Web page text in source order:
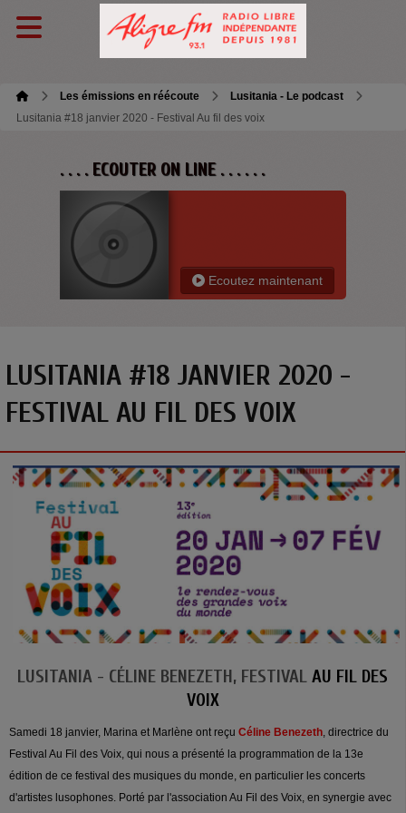
Les émissions en réécoute
Lusitania - Le podcast
Lusitania #18 janvier 2020 - Festival Au fil des voix
. . . . ECOUTER ON LINE . . . . . .
Ecoutez maintenant
LUSITANIA #18 JANVIER 2020 -
FESTIVAL AU FIL DES VOIX
LUSITANIA - CÉLINE BENEZETH, FESTIVAL AU FIL DES
VOIX
Samedi 18 janvier, Marina et Marlène ont reçu Céline Benezeth , directrice du
Festival Au Fil des Voix, qui nous a présenté la programmation de la 13e
édition de ce festival des musiques du monde, en particulier les concerts
d'artistes lusophones. Porté par l'association Au Fil des Voix, en synergie avec